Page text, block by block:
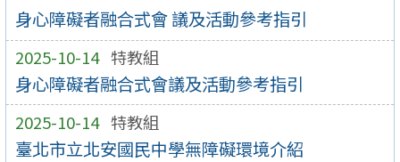
身心障礙者融合式會 議及活動參考指引
2025-10-14 特教組
身心障礙者融合式會議及活動參考指引
2025-10-14 特教組
臺北市立北安國民中學無障礙環境介紹